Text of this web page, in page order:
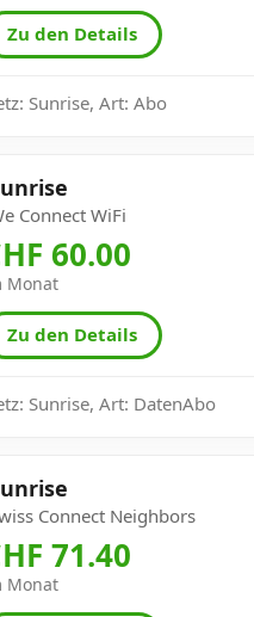
Zu den Details
Sunrise, Art: Abo
Connect WiFi
60.00
Monat
Zu den Details
Sunrise, Art: DatenAbo
Connect Neighbors
71.40
Monat